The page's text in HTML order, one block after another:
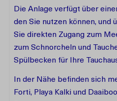
Die Anlage verfügt über
den Sie nutzen können, und
Sie direkten Zugang zum
zum Schnorcheln und
Spülbecken für Ihre
In der Nähe befinden sich
Forti, Playa Kalki und